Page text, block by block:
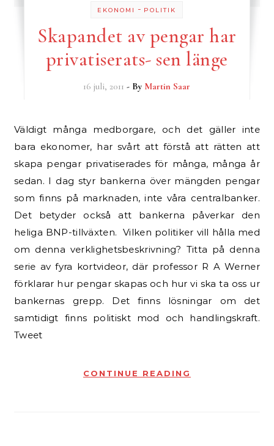
EKONOMI - POLITIK
Skapandet av pengar har
privatiserats- sen länge
16 juli, 2011 - By Martin Saar
Väldigt många medborgare, och det gäller inte
bara ekonomer, har svårt att förstå att rätten att
skapa pengar privatiserades för många, många år
sedan. I dag styr bankerna över mängden pengar
som finns på marknaden, inte våra centralbanker.
Det betyder också att bankerna påverkar den
heliga BNP-tillväxten. Vilken politiker vill hålla med
om denna verklighetsbeskrivning? Titta på denna
serie av fyra kortvideor, där professor R A Werner
förklarar hur pengar skapas och hur vi ska ta oss ur
bankernas grepp. Det finns lösningar om det
samtidigt finns politiskt mod och handlingskraft.
Tweet
CONTINUE READING